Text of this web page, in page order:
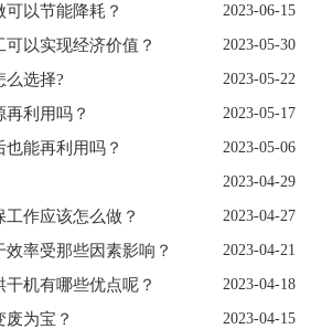
以节能降耗？ 2023-06-15
以实现经济价值？ 2023-05-30
么选择? 2023-05-22
利用吗？ 2023-05-17
能再利用吗？ 2023-05-06
2023-04-29
作应该怎么做？ 2023-04-27
率受那些因素影响？ 2023-04-21
机有哪些优点呢？ 2023-04-18
为宝？ 2023-04-15